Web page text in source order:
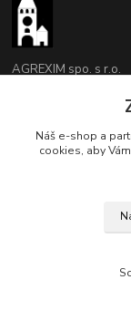
AGREXIM spo. s r.o.
493 532727,
(Po-Pá, 8-15 hod.)
Náš e-shop a
cookies, aby